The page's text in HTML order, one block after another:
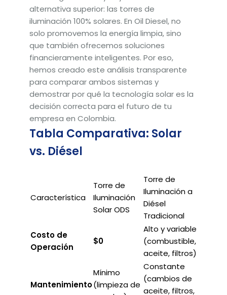
alternativa superior: las torres de
iluminación 100% solares. En Oil Diesel, no
solo promovemos la energía limpia, sino
que también ofrecemos soluciones
financieramente inteligentes. Por eso,
hemos creado este análisis transparente
para comparar ambos sistemas y
demostrar por qué la tecnología solar es la
decisión correcta para el futuro de tu
empresa en Colombia.
Tabla Comparativa: Solar
vs. Diésel
Característica
Torre de
Iluminación
Solar ODS
Torre de
Iluminación a
Diésel
Tradicional
Costo de
Operación
$0
Alto y variable
(combustible,
aceite, filtros)
Mantenimiento
Mínimo
(limpieza de
Constante
(cambios de
aceite, filtros,